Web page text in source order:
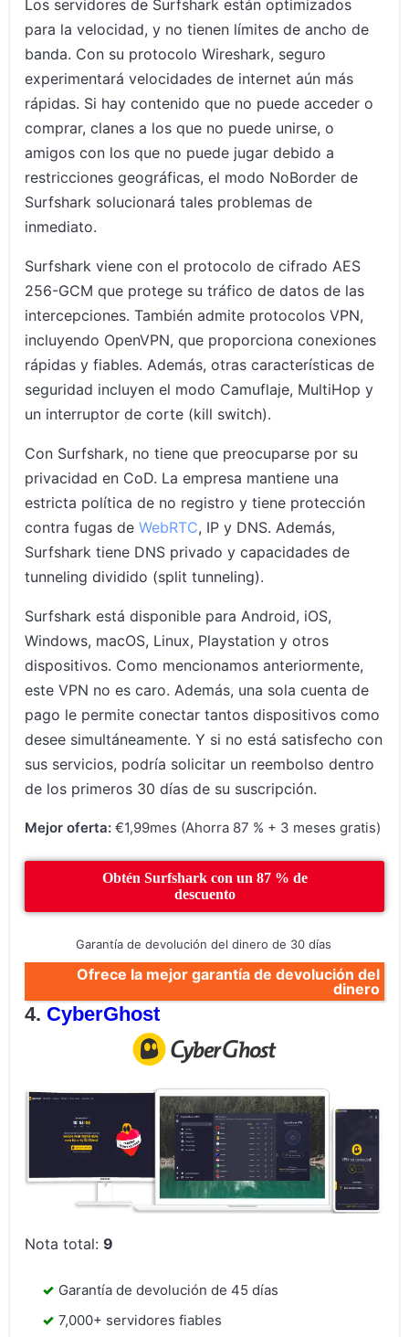
Los servidores de Surfshark están optimizados
para la velocidad, y no tienen límites de ancho de
banda. Con su protocolo Wireshark, seguro
experimentará velocidades de internet aún más
rápidas. Si hay contenido que no puede acceder o
comprar, clanes a los que no puede unirse, o
amigos con los que no puede jugar debido a
restricciones geográficas, el modo NoBorder de
Surfshark solucionará tales problemas de
inmediato.
Surfshark viene con el protocolo de cifrado AES
256-GCM que protege su tráfico de datos de las
intercepciones. También admite protocolos VPN,
incluyendo OpenVPN, que proporciona conexiones
rápidas y fiables. Además, otras características de
seguridad incluyen el modo Camuflaje, MultiHop y
un interruptor de corte (kill switch).
Con Surfshark, no tiene que preocuparse por su
privacidad en CoD. La empresa mantiene una
estricta política de no registro y tiene protección
contra fugas deWebRTC, IP y DNS. Además,
Surfshark tiene DNS privado y capacidades de
tunneling dividido (split tunneling).
Surfshark está disponible para Android, iOS,
Windows, macOS, Linux, Playstation y otros
dispositivos. Como mencionamos anteriormente,
este VPN no es caro. Además, una sola cuenta de
pago le permite conectar tantos dispositivos como
desee simultáneamente. Y si no está satisfecho con
sus servicios, podría solicitar un reembolso dentro
de los primeros 30 días de su suscripción.
Mejor oferta: €1,99mes (Ahorra 87 % + 3 meses gratis)
Obtén Surfshark con un 87 % de
descuento
Garantía de devolución del dinero de 30 días
Ofrece la mejor garantía de devolución del
dinero
CyberGhost
Nota total:9
Garantía de devolución de 45 días
7,000+ servidores fiables